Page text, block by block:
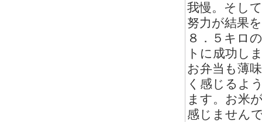
我慢。そし
努力が結果
８．５キロ
トに成功し
お弁当も薄
く感じるよ
ます。お米
感じません